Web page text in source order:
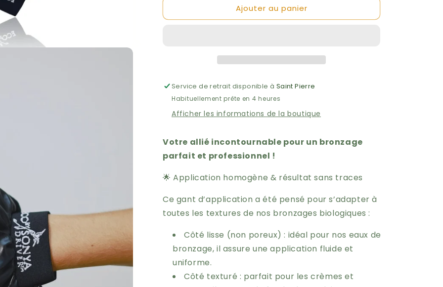
Gant
Eco
By
Sonya
Gant
Eco
By
Sonya
Ajouter au panier
Service de retrait disponible à Saint Pierre
Habituellement prête en 4 heures
Afficher les informations de la boutique
Votre allié incontournable pour un bronzage
parfait et professionnel !
🌟 Application homogène & résultat sans traces
Ce gant d’application a été pensé pour s’adapter à
toutes les textures de nos bronzages biologiques :
Côté lisse (non poreux) : idéal pour nos eaux de
bronzage, il assure une application fluide et
uniforme.
Côté texturé : parfait pour les crèmes et